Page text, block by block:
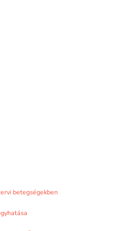
betegségekben